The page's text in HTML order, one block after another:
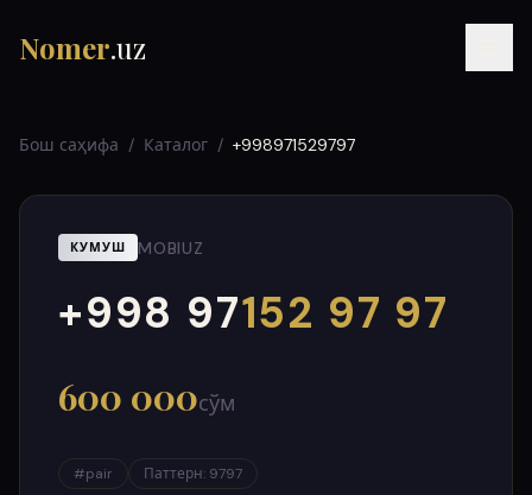
Nomer.uz
UZ УЗ
Бош саҳифа / Каталог / +998971529797
КУМУШ MOBIUZ
+998 97152 97 97
000
999
600 000сўм
#pair Паттерн: 9797